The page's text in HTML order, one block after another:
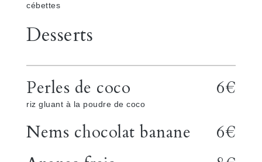
cébettes
Desserts
Perles de coco 6€
riz gluant à la poudre de coco
Nems chocolat banane
6€